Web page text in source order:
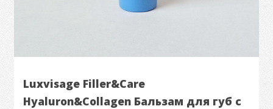
Luxvisage Filler&Care
Hyaluron&Collagen Бальзам для губ с